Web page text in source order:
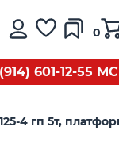
0
601-12-55
4 гп 5т,